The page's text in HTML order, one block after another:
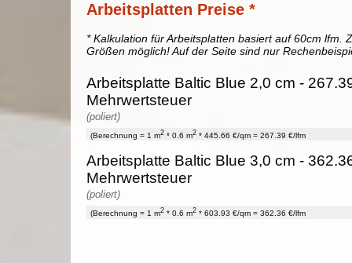
Arbeitsplatten Preise *
* Kalkulation für Arbeitsplatten basiert auf 60cm lfm.
Größen möglich! Auf der Seite sind nur
Arbeitsplatte Baltic Blue 2,0 cm -
Mehrwertsteuer
(poliert)
(Berechnung = 1 m2 * 0.6 m2 * 445.66 €/qm = 267.39 €/lfm
Arbeitsplatte Baltic Blue 3,0 cm -
Mehrwertsteuer
(poliert)
(Berechnung = 1 m2 * 0.6 m2 * 603.93 €/qm = 362.36 €/lfm